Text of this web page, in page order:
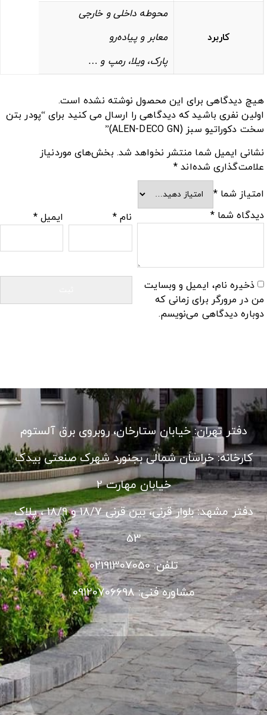
کاربرد
محوطه داخلی و خارجی
معابر و پیاده‌رو‌
پارک، ویلا‌، رمپ و …
هیچ دیدگاهی برای این محصول نوشته نشده است.
اولین نفری باشید که دیدگاهی را ارسال می کنید برای “پودر بتن
سخت دکوراتیو سبز (ALEN-DECO GN)”
نشانی ایمیل شما منتشر نخواهد شد. بخش‌های موردنیاز
علامت‌گذاری شده‌اند *
امتیاز شما*
دیدگاه شما* نام * ایمیل*
ذخیره نام، ایمیل و وبسایت
من در مرورگر برای زمانی که
دوباره دیدگاهی می‌نویسم.
دفتر تهران: خیابان ستارخان، روبروی برق آلستوم
کارخانه: خراسان شمالی بجنورد شهرک صنعتی بیدک
خیابان مهارت 2
دفتر مشهد: بلوار قرنی، بین قرنی 18/7 و 18/9 ، پلاک
53
تلفن: 02191307050
مشاوره فنی: 09120706698